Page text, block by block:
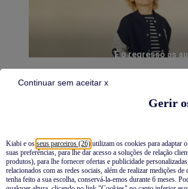
Gerir
Kiabi e os seus parceiros (26) utilizam os cookies para adaptar
suas preferências, para lhe dar acesso a soluções de relação
produtos), para lhe fornecer ofertas e publicidade
relacionados com as redes sociais, além de realizar medições de
tenha feito a sua escolha, conservá-la-emos durante 6 meses.
Continuar sem aceitar x
É o regresso às
Pijamas
Novidades